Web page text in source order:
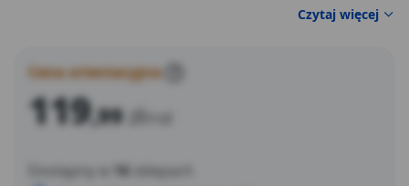
Czytaj więcej
Cena orientacyjna
119,99 zł
Dostępny w 16
sklepach